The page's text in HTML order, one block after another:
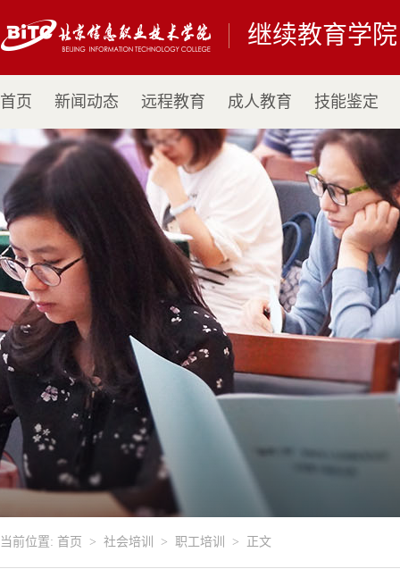
继续教育学院
首页 新闻动态 远程教育 成人教育 技能鉴定
当前位置: 首页 > 社会培训 > 职工培训 > 正文